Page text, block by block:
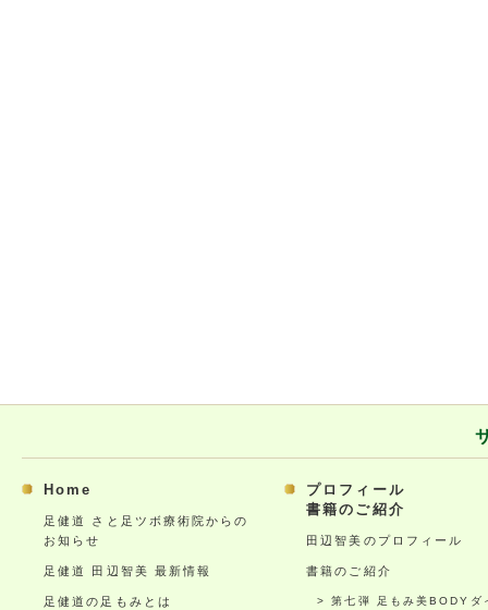
Home
足健道 さと足ツボ療術院からの
お知らせ
足健道 田辺智美 最新情報
足健道の足もみとは
プロフィール
書籍のご紹介
田辺智美のプロフィール
書籍のご紹介
第七弾 足もみ美BODYダ